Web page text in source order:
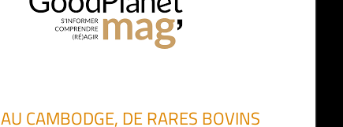
AU CAMBODGE, DE RARES BOVINS